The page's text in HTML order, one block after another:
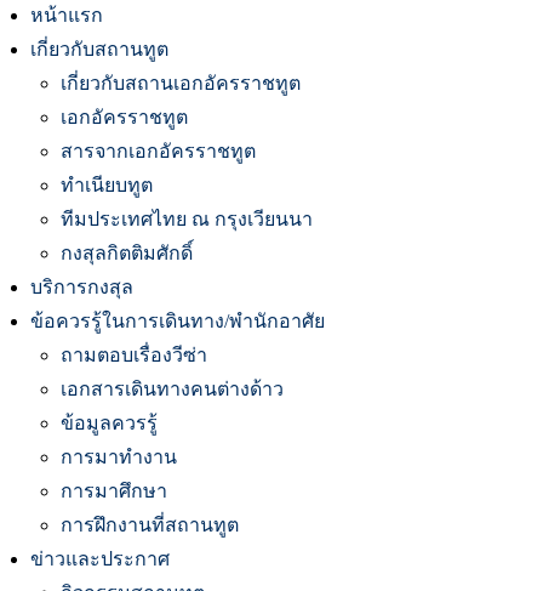
หน้าแรก
เกี่ยวกับสถานทูต
เกี่ยวกับสถานเอกอัครราชทูต
เอกอัครราชทูต
สารจากเอกอัครราชทูต
ทำเนียบทูต
ทีมประเทศไทย ณ กรุงเวียนนา
กงสุลกิตติมศักดิ์
บริการกงสุล
ข้อควรรู้ในการเดินทาง/พำนักอาศัย
ถามตอบเรื่องวีซ่า
เอกสารเดินทางคนต่างด้าว
ข้อมูลควรรู้
การมาทำงาน
การมาศึกษา
การฝึกงานที่สถานทูต
ข่าวและประกาศ